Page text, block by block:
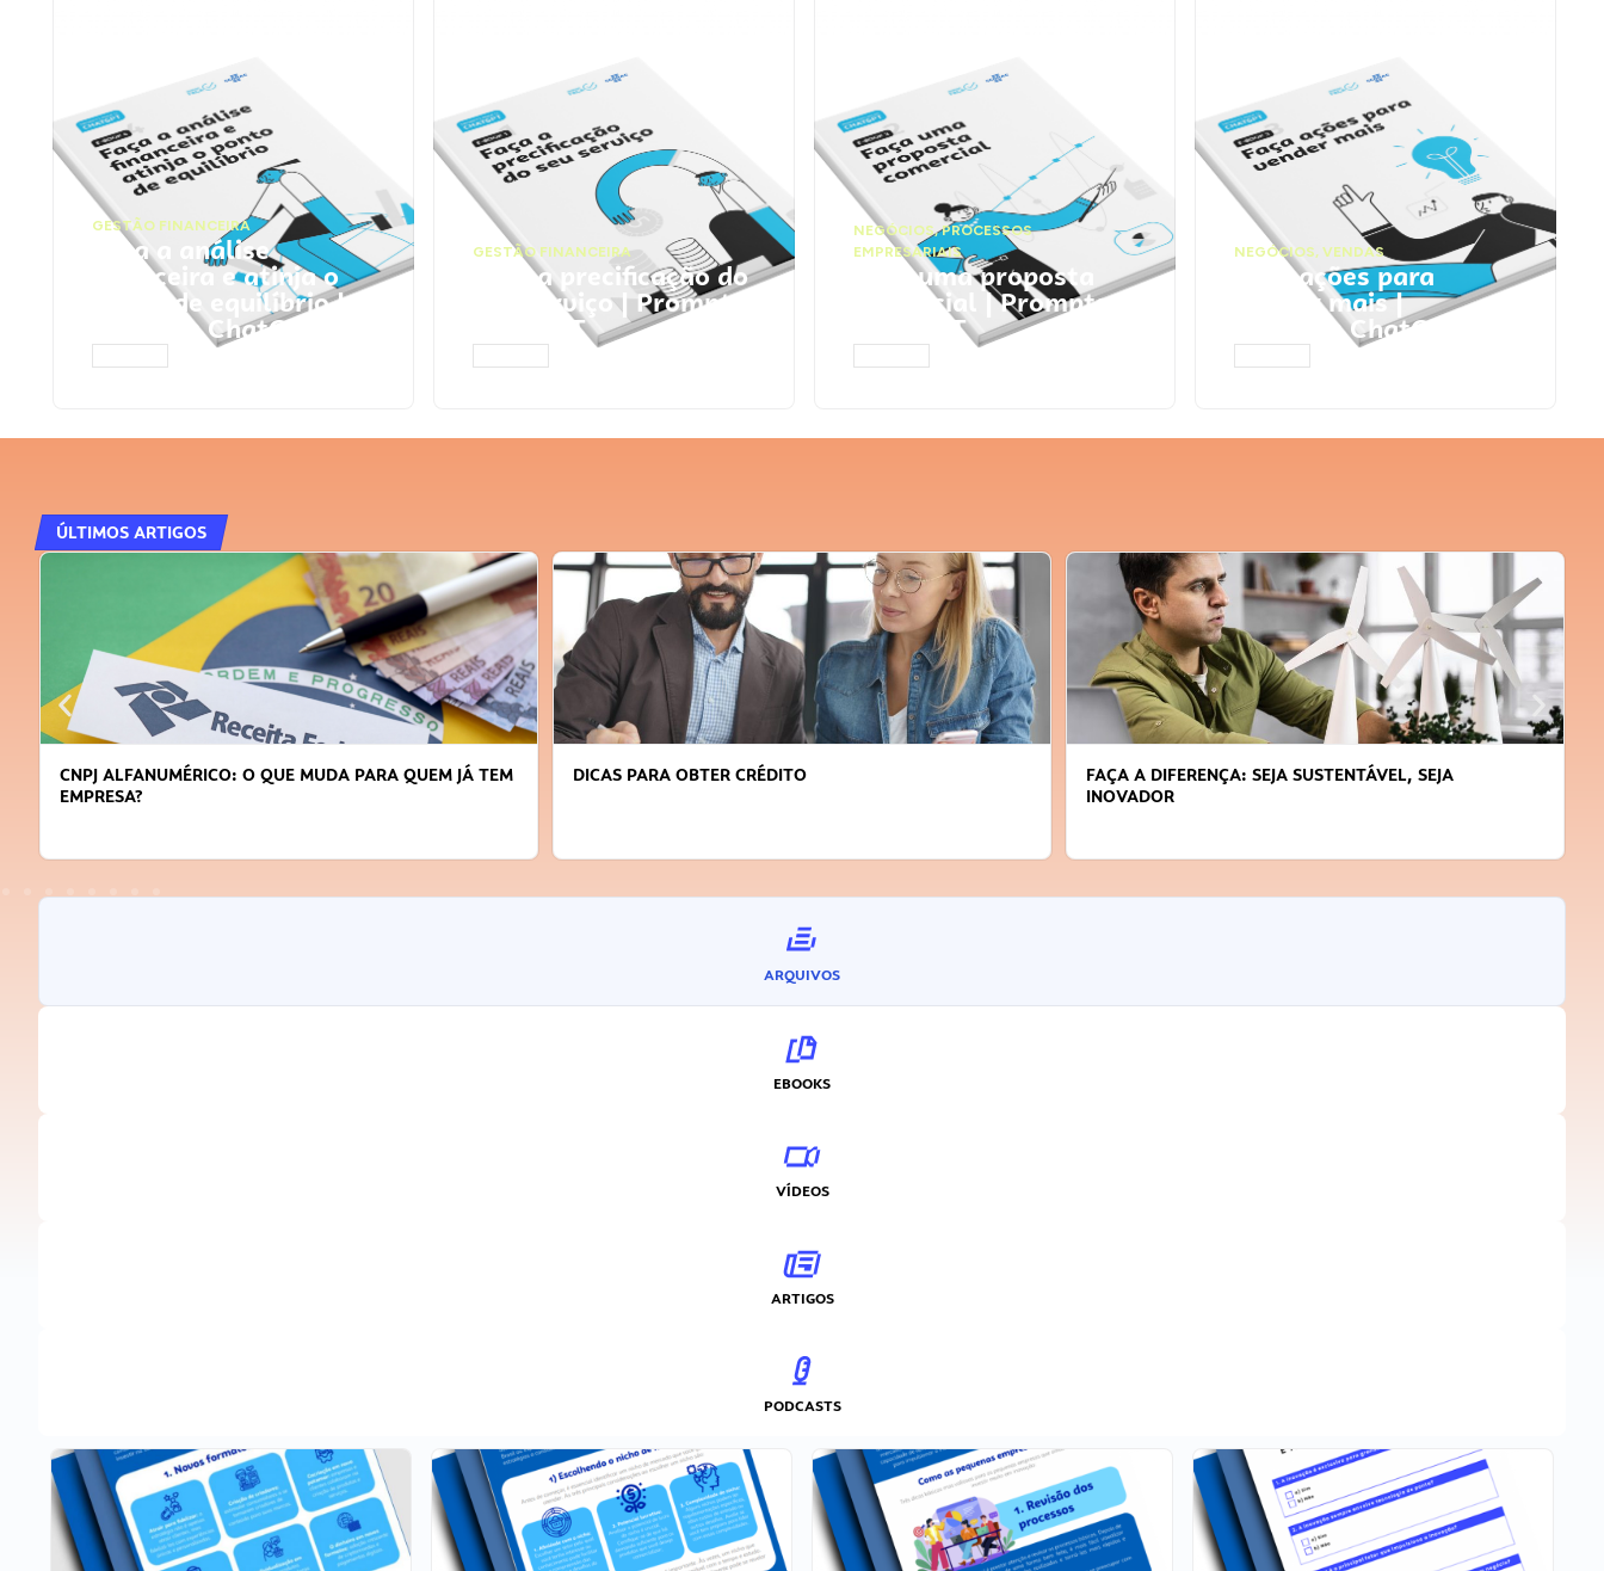
GESTÃO FINANCEIRA
Faça a análise
financeira e atinja o
ponto de equilíbrio |
Prompts ChatGPT
GESTÃO FINANCEIRA
Faça a precificação do
seu serviço | Prompts
ChatGPT
NEGÓCIOS,PROCESSOS
EMPRESARIAIS
Faça uma proposta
comercial | Prompts
ChatGPT
NEGÓCIOS, VENDAS
Faça ações para
vender mais |
Prompts ChatGPT
ÚLTIMOS ARTIGOS
CNPJ ALFANUMÉRICO: O QUE MUDA PARA QUEM JÁ TEM
EMPRESA?
DICAS PARA OBTER CRÉDITO
FAÇA A DIFERENÇA: SEJA SUSTENTÁVEL, SEJA
INOVADOR
ARQUIVOS
EBOOKS
VÍDEOS
ARTIGOS
PODCASTS